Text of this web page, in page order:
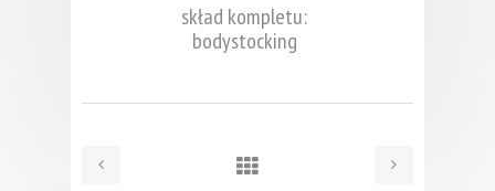
skład kompletu:
bodystocking